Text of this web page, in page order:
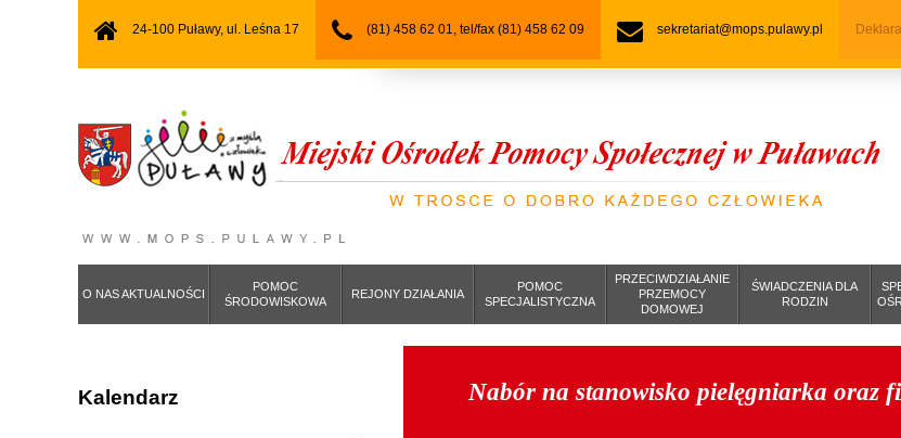
24-100 Puławy, ul. Leśna 17 (81) 458 62 01, tel/fax (81) 458 62 09 sekretariat@mops.pulawy.pl
O NAS AKTUALNOŚCI
POMOC
ŚRODOWISKOWA
REJONY DZIAŁANIA
POMOC
SPECJALISTYCZNA
PRZECIWDZIAŁANIE
PRZEMOCY
DOMOWEJ
ŚWIADCZENIA DLA
RODZIN
Nabór na stanowisko pielęgniarka oraz
Kalendarz